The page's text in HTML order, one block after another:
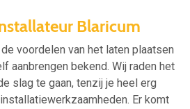
Blaricum
voordelen van het laten plaatsen
aanbrengen bekend. Wij raden het
slag te gaan, tenzij je heel erg
Er komt